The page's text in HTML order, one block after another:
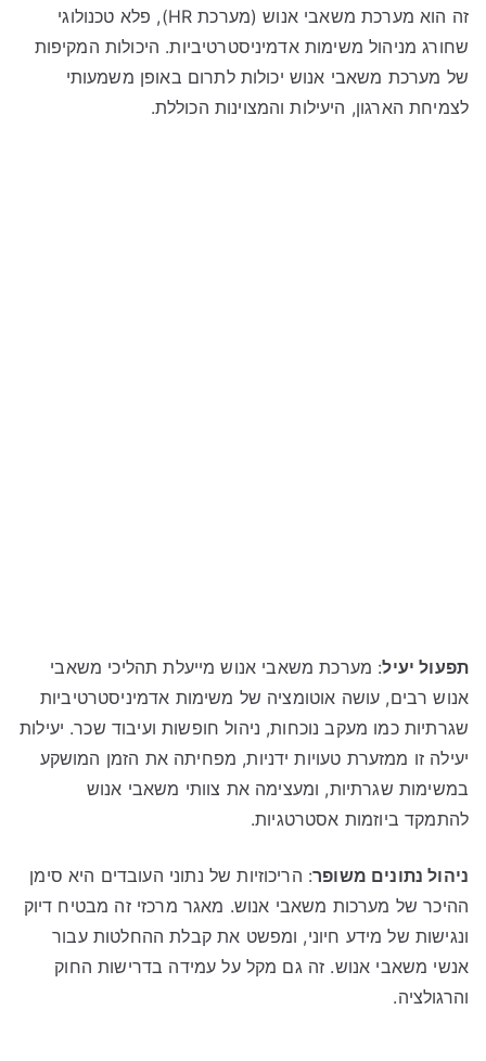
זה הוא מערכת משאבי אנוש (מערכת HR), פלא טכנולוגי
שחורג מניהול משימות אדמיניסטרטיביות. היכולות המקיפות
של מערכת משאבי אנוש יכולות לתרום באופן משמעותי
לצמיחת הארגון, היעילות והמצוינות הכוללת.
תפעול יעיל: מערכת משאבי אנוש מייעלת תהליכי משאבי
אנוש רבים, עושה אוטומציה של משימות אדמיניסטרטיביות
שגרתיות כמו מעקב נוכחות, ניהול חופשות ועיבוד שכר. יעילות
יעילה זו ממזערת טעויות ידניות, מפחיתה את הזמן המושקע
במשימות שגרתיות, ומעצימה את צוותי משאבי אנוש
להתמקד ביוזמות אסטרטגיות.
ניהול נתונים משופר: הריכוזיות של נתוני העובדים היא סימן
ההיכר של מערכות משאבי אנוש. מאגר מרכזי זה מבטיח דיוק
ונגישות של מידע חיוני, ומפשט את קבלת ההחלטות עבור
אנשי משאבי אנוש. זה גם מקל על עמידה בדרישות החוק
והרגולציה.